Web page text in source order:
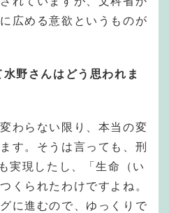
広める意欲というものが
野さんはどう思われま
わらない限り、本当の変
す。そうは言っても、刑
実現したし、「生命（い
くられたわけですよね。
に進むので、ゆっくりで